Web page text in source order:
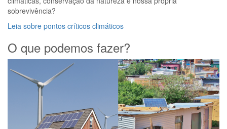
sobrevivência?
Leia sobre pontos críticos climáticos
O que podemos fazer?